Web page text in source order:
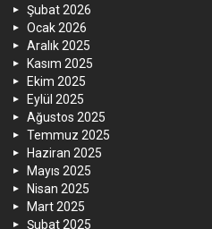
Şubat 2026
Ocak 2026
Aralık 2025
Kasım 2025
Ekim 2025
Eylül 2025
Ağustos 2025
Temmuz 2025
Haziran 2025
Mayıs 2025
Nisan 2025
Mart 2025
Şubat 2025